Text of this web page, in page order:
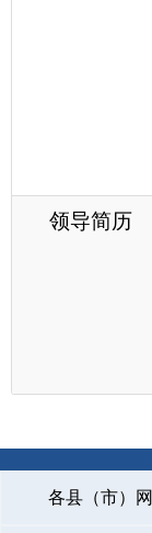
地州市政府
主办：克孜勒苏柯